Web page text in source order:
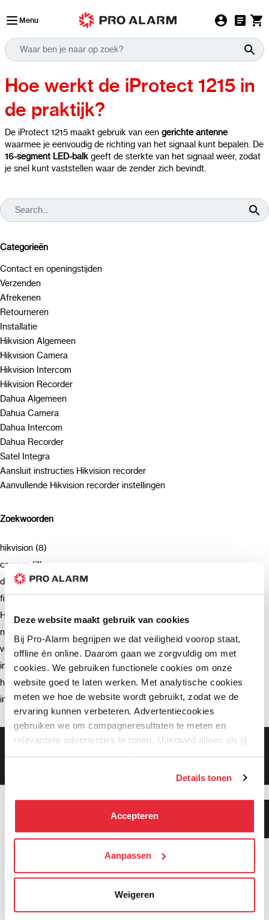
Deze website maakt gebruik van cookies
Bij Pro-Alarm begrijpen we dat veiligheid voorop staat,
offline én online. Daarom gaan we zorgvuldig om met
cookies. We gebruiken functionele cookies om onze
website goed te laten werken. Met analytische cookies
meten we hoe de website wordt gebruikt, zodat we de
ervaring kunnen verbeteren. Advertentiecookies
gebruiken we om campagneresultaten te meten en
relevantere advertenties te tonen. Uiteraard alleen als jij
daar toestemming voor geeft. Als je toestemming geeft,
kunnen deze gegevens combineren met informatie die zij
hebben verzameld via het gebruik van hun diensten. Je
kunt alle cookies accepteren, alleen noodzakelijke
We werken samen met21 derden
die uw gegevens
kunnen ontvangen en verwerken.
Details tonen
Accepteren
Aanpassen
Weigeren
Menu
Hoe werkt de iProtect 1215 in
de praktijk?
De iProtect 1215 maakt gebruik van een gerichte antenne
waarmee je eenvoudig de richting van het signaal kunt bepalen. De
16-segment LED-balk geeft de sterkte van het signaal weer, zodat
je snel kunt vaststellen waar de zender zich bevindt.
Categorieën
Contact en openingstijden
Verzenden
Afrekenen
Retourneren
Installatie
Hikvision Algemeen
Hikvision Camera
Hikvision Intercom
Hikvision Recorder
Dahua Algemeen
Dahua Camera
Dahua Intercom
Dahua Recorder
Satel Integra
Aansluit instructies Hikvision recorder
Aanvullende Hikvision recorder instellingen
Zoekwoorden
hikvision (8)
camera (7)
deurbel (4)
firmware (3)
Hikvision (3)
netwerkrecorder (2)
verzending (2)
intercom (2)
hik-connect (2)
installatie (2)
Gratis bezorging vanaf €99,-
Gratis retourneren binnen 90 dagen*
Klanten geven ons 9.3